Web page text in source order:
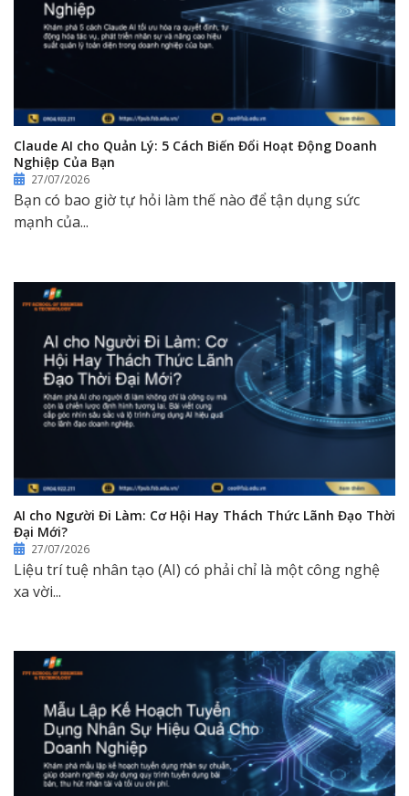
Claude AI cho Quản Lý: 5 Cách Biến Đổi Hoạt Động Doanh
Nghiệp Của Bạn
27/07/2026
Bạn có bao giờ tự hỏi làm thế nào để tận dụng sức
mạnh của...
AI cho Người Đi Làm: Cơ Hội Hay Thách Thức Lãnh Đạo Thời
Đại Mới?
27/07/2026
Liệu trí tuệ nhân tạo (AI) có phải chỉ là một công nghệ
xa vời...